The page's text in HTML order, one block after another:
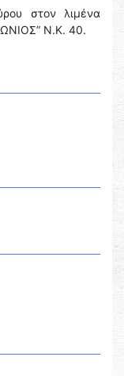
στον λιμένα
Ν.Κ. 40.